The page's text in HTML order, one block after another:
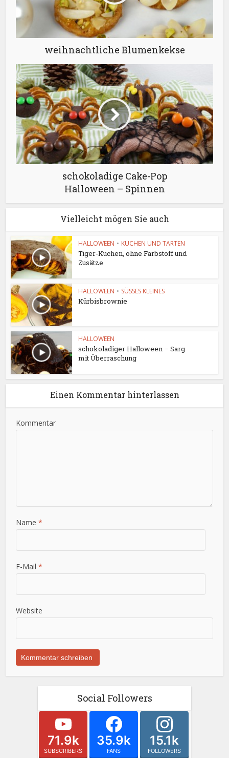
weihnachtliche Blumenkekse
schokoladige Cake-Pop
Halloween – Spinnen
Vielleicht mögen Sie auch
HALLOWEEN • KUCHEN UND TARTEN
Tiger-Kuchen, ohne Farbstoff und
Zusätze
HALLOWEEN • SÜSSES KLEINES
Kürbisbrownie
HALLOWEEN
schokoladiger Halloween – Sarg
mit Überraschung
Einen Kommentar hinterlassen
Kommentar
Name*
E-Mail*
Website
Social Followers
71.9k
SUBSCRIBERS
35.9k
FANS
15.1k
FOLLOWERS